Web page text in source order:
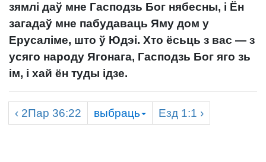
зямлі даў мне Гасподзь Бог нябесны, і Ён
загадаў мне пабудаваць Яму дом у
Ерусаліме, што ў Юдэі. Хто ёсьць з вас — з
усяго народу Ягонага, Гасподзь Бог яго зь
ім, і хай ён туды ідзе.
‹ 2Пар 36:22 выбраць Езд 1:1 ›